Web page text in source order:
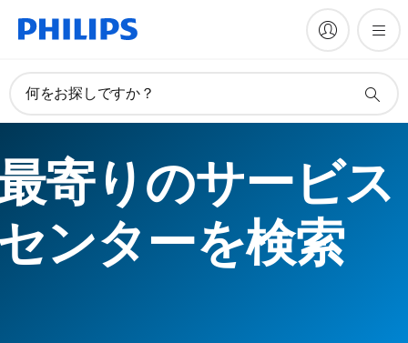
何をお探しですか？
寄りのサービス
ンターを検索